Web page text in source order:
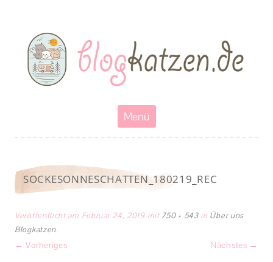
Blogkatzen
Menü
Inhalt
springen
SOCKESONNESCHATTEN_180219_REC
Veröffentlicht am Februar 24, 2019mit 750 × 543in Über uns
Blogkatzen.
← Vorheriges Nächstes →